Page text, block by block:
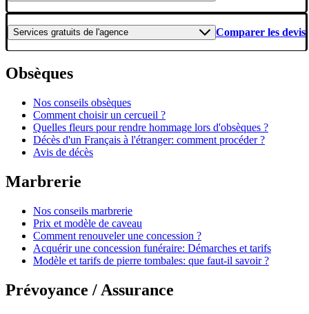
Services gratuits de l'agence Comparer les devis
Obsèques
Nos conseils obsèques
Comment choisir un cercueil ?
Quelles fleurs pour rendre hommage lors d'obsèques ?
Décès d'un Français à l'étranger: comment procéder ?
Avis de décès
Marbrerie
Nos conseils marbrerie
Prix et modèle de caveau
Comment renouveler une concession ?
Acquérir une concession funéraire: Démarches et tarifs
Modèle et tarifs de pierre tombales: que faut-il savoir ?
Prévoyance / Assurance